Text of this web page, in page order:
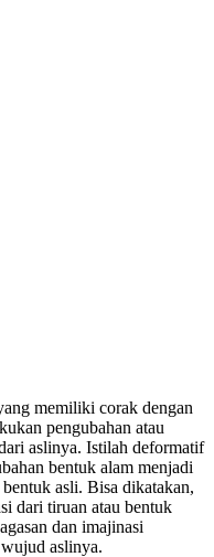
memiliki corak dengan
pengubahan atau
aslinya. Istilah deformatif
bentuk alam menjadi
asli. Bisa dikatakan,
dari tiruan atau bentuk
dan imajinasi
aslinya.